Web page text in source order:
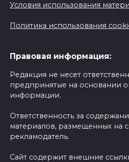
Условия использования
Политика использования
Правовая информация:
Редакция не несет
предпринятые на основании
информации.
Ответственность за
материалов, размещенных на
рекламодатель.
Сайт содержит внешние